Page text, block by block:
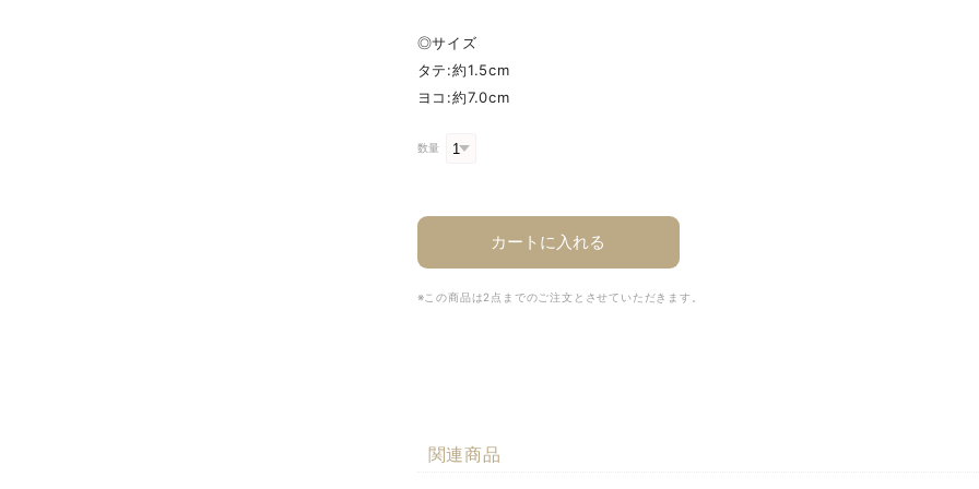
◎サイズ
タテ:約1.5cm
ヨコ:約7.0cm
数量
カートに入れる
※この商品は2点までのご注文とさせていただきます。
関連商品